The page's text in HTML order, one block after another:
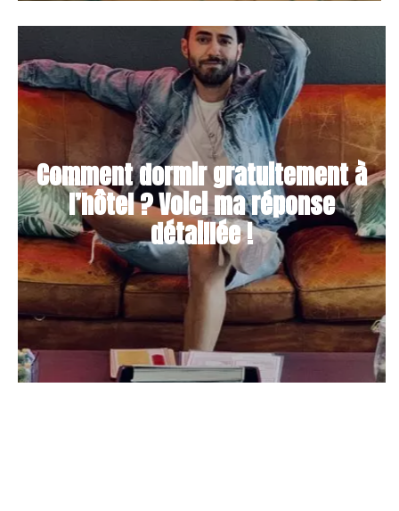
Comment dormir gratuitement à
l’hôtel ? Voici ma réponse
détaillée !